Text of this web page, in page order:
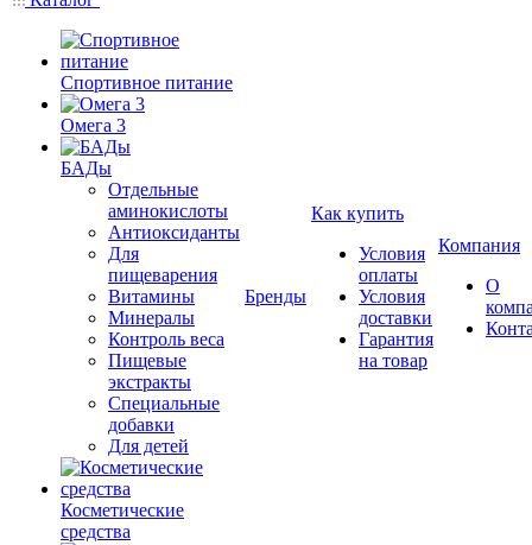
Спортивное питание
Омега 3
БАДы
Отдельные
аминокислоты
Антиоксиданты
Для
пищеварения
Витамины
Минералы
Контроль веса
Пищевые
экстракты
Специальные
добавки
Для детей
Косметические
средства
Бренды
Как купить
Условия
оплаты
Условия
доставки
Гарантия
на товар
Компания
О